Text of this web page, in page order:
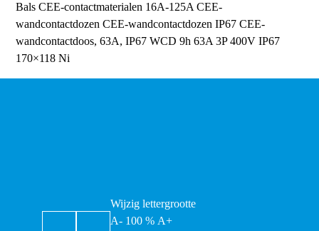
Bals CEE-contactmaterialen 16A-125A CEE-
wandcontactdozen CEE-wandcontactdozen IP67 CEE-
wandcontactdoos, 63A, IP67 WCD 9h 63A 3P 400V IP67
170×118 Ni
Wijzig lettergrootte
A- 100% A+